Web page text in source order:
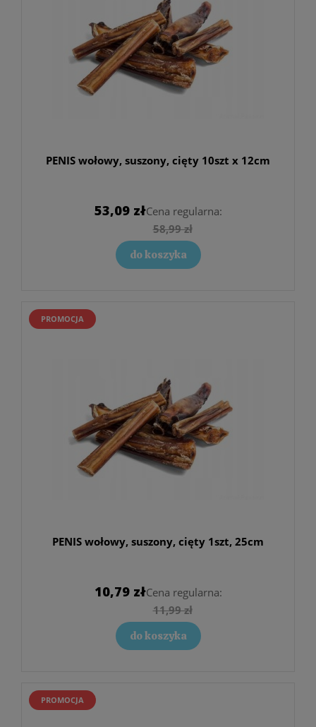
PENIS wołowy, suszony, cięty 10szt x 12cm
53,09 złCena regularna:
58,99 zł
do koszyka
PENIS wołowy, suszony, cięty 1szt, 25cm
10,79 złCena regularna:
11,99 zł
do koszyka
PROMOCJA
PROMOCJA